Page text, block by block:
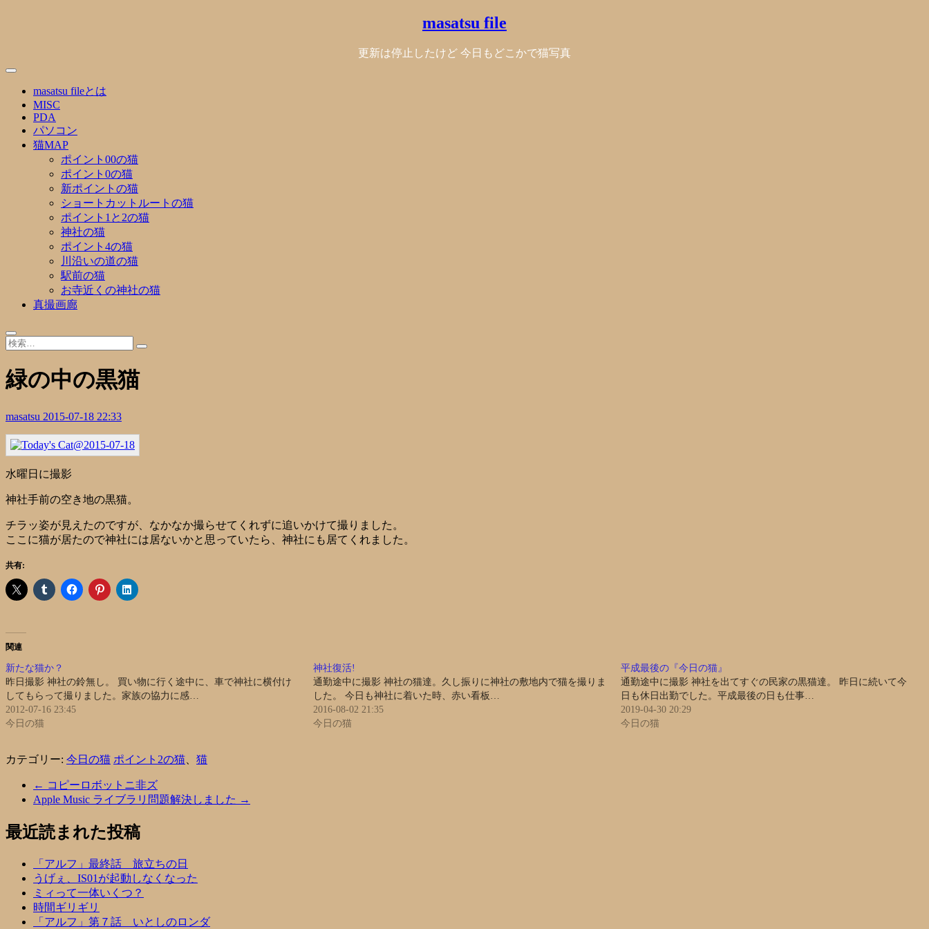
masatsu file
更新は停止したけど 今日もどこかで猫写真
masatsu fileとは
MISC
PDA
パソコン
猫MAP
ポイント00の猫
ポイント0の猫
新ポイントの猫
ショートカットルートの猫
ポイント1と2の猫
神社の猫
ポイント4の猫
川沿いの道の猫
駅前の猫
お寺近くの神社の猫
真撮画廊
緑の中の黒猫
masatsu 2015-07-18 22:33
水曜日に撮影
神社手前の空き地の黒猫。
チラッ姿が見えたのですが、なかなか撮らせてくれずに追いかけて撮りました。
ここに猫が居たので神社には居ないかと思っていたら、神社にも居てくれました。
共有:
関連
新たな猫か？
昨日撮影 神社の鈴無し。 買い物に行く途中に、車で神社に横付け
してもらって撮りました。家族の協力に感…
2012-07-16 23:45
今日の猫
神社復活!
通勤途中に撮影 神社の猫達。久し振りに神社の敷地内で猫を撮りま
した。 今日も神社に着いた時、赤い看板…
2016-08-02 21:35
今日の猫
平成最後の『今日の猫』
通勤途中に撮影 神社を出てすぐの民家の黒猫達。 昨日に続いて今
日も休日出勤でした。平成最後の日も仕事…
2019-04-30 20:29
今日の猫
カテゴリー: 今日の猫 ポイント2の猫 猫
← コピーロボットニ非ズ
Apple Music ライブラリ問題解決しました →
最近読まれた投稿
「アルフ」最終話 旅立ちの日
うげぇ、IS01が起動しなくなった
ミィって一体いくつ？
時間ギリギリ
「アルフ」第７話 いとしのロンダ